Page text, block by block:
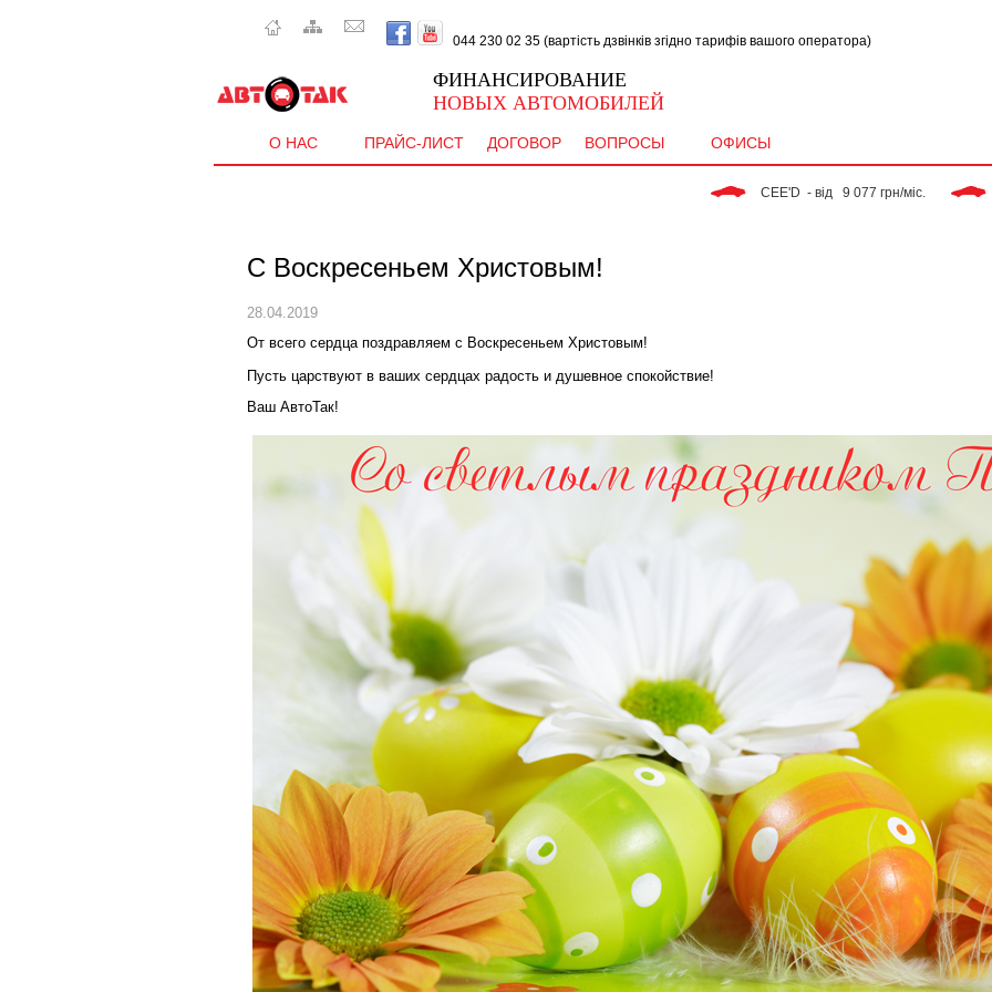
044 230 02 35 (вартість дзвінків згідно тарифів вашого оператора)
ФИНАНСИРОВАНИЕ
НОВЫХ АВТОМОБИЛЕЙ
О НАС ПРАЙС-ЛИСТ ДОГОВОР ВОПРОСЫ ОФИСЫ
CEE'D  - від   9 077 грн/міс. RIO -
С Воскресеньем Христовым!
28.04.2019
От всего сердца поздравляем с Воскресеньем Христовым!
Пусть царствуют в ваших сердцах радость и душевное спокойствие!
Ваш АвтоТак!